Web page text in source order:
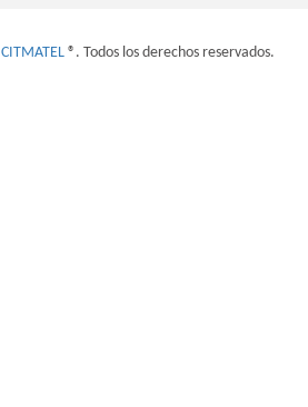
CITMATEL®. Todos los derechos reservados.